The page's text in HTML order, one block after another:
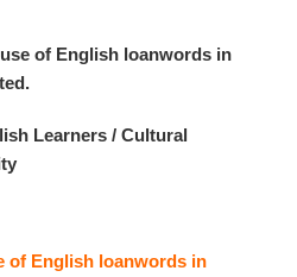
of English loanwords in
Learners / Cultural
of English loanwords in